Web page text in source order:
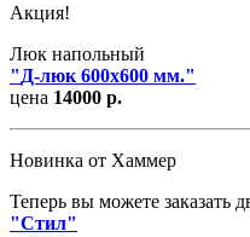
Акция!
Люк напольный
" Д-люк 600х600 мм."
цена 14000 р.
Новинка от Хаммер
Теперь вы можете заказать
"Стил"